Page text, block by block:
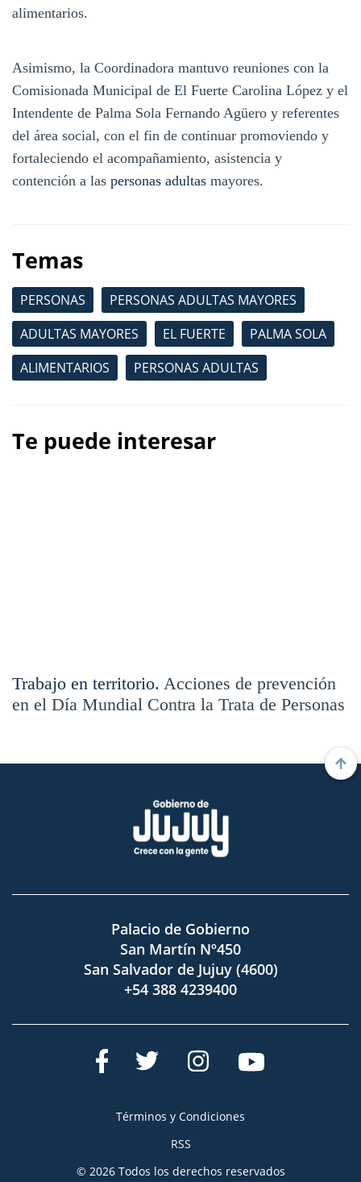
alimentarios.
Asimismo, la Coordinadora mantuvo reuniones con la
Comisionada Municipal de El Fuerte Carolina López y el
Intendente de Palma Sola Fernando Agüero y referentes
del área social, con el fin de continuar promoviendo y
fortaleciendo el acompañamiento, asistencia y
contención a las personas adultas mayores.
Temas
PERSONAS
PERSONAS ADULTAS MAYORES
ADULTAS MAYORES
EL FUERTE
PALMA SOLA
ALIMENTARIOS
PERSONAS ADULTAS
Te puede interesar
Trabajo en territorio. Acciones de prevención
en el Día Mundial Contra la Trata de Personas
Palacio de Gobierno
San Martín Nº450
San Salvador de Jujuy (4600)
+54 388 4239400
Términos y Condiciones
RSS
© 2026 Todos los derechos reservados